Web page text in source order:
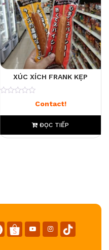
XÚC XÍCH FRANK KẸP
Contact!
ĐỌC TIẾP